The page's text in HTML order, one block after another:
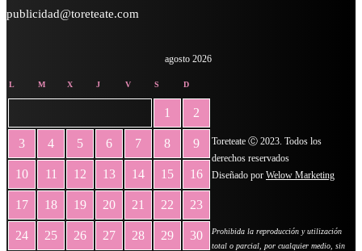
publicidad@toreteate.com
agosto 2026
L M X J V S D
1 2
3 4 5 6 7 8 9
10 11 12 13 14 15 16
17 18 19 20 21 22 23
24 25 26 27 28 29 30
Toreteate Ⓒ 2023. Todos los
derechos reservados
Diseñado por Welow Marketing
Prohibida la reproducción y utilización
total o parcial, por cualquier medio, sin